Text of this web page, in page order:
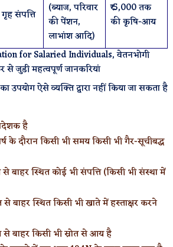
संपत्ति
(ब्याज, परिवार
की पेंशन,
लाभांश आदि)
₹ 5,000 तक
की कृषि-आय
for Salaried Individuals, वेतनभोगी
जुडी महत्वपूर्ण जानकरियां
उपयोग ऐसे व्यक्ति द्वारा नहीं किया जा सकता है
है
के दौरान किसी भी समय किसी भी गैर-सूचीबद्ध
बाहर स्थित कोई भी संपत्ति (किसी भी संस्था में
बाहर स्थित किसी भी खाते में हस्ताक्षर करने
बाहर किसी भी स्रोत से आय है